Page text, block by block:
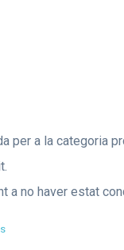
per a la categoria
a no haver estat